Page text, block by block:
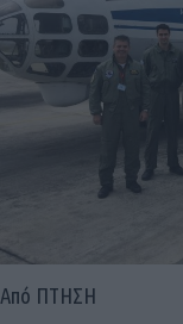
Από ΠΤΗΣΗ